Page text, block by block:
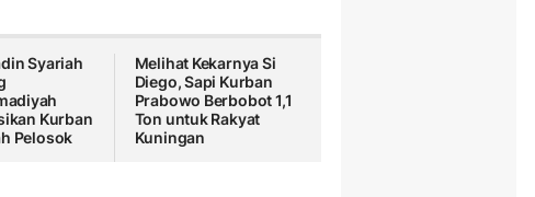
Syariah
Kurban
Pelosok
Melihat Kekarnya Si
Diego, Sapi Kurban
Prabowo Berbobot 1,1
Ton untuk Rakyat
Kuningan